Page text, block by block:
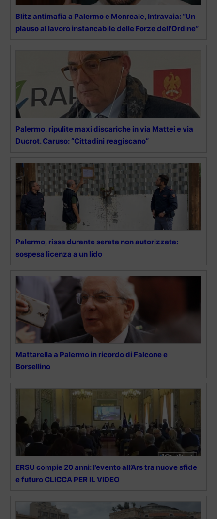
Blitz antimafia a Palermo e Monreale, Intravaia: “Un
plauso al lavoro instancabile delle Forze dell’Ordine”
Palermo, ripulite maxi discariche in via Mattei e via
Ducrot. Caruso: “Cittadini reagiscano”
Palermo, rissa durante serata non autorizzata:
sospesa licenza a un lido
Mattarella a Palermo in ricordo di Falcone e
Borsellino
ERSU compie 20 anni: l’evento all’Ars tra nuove sfide
e futuro CLICCA PER IL VIDEO